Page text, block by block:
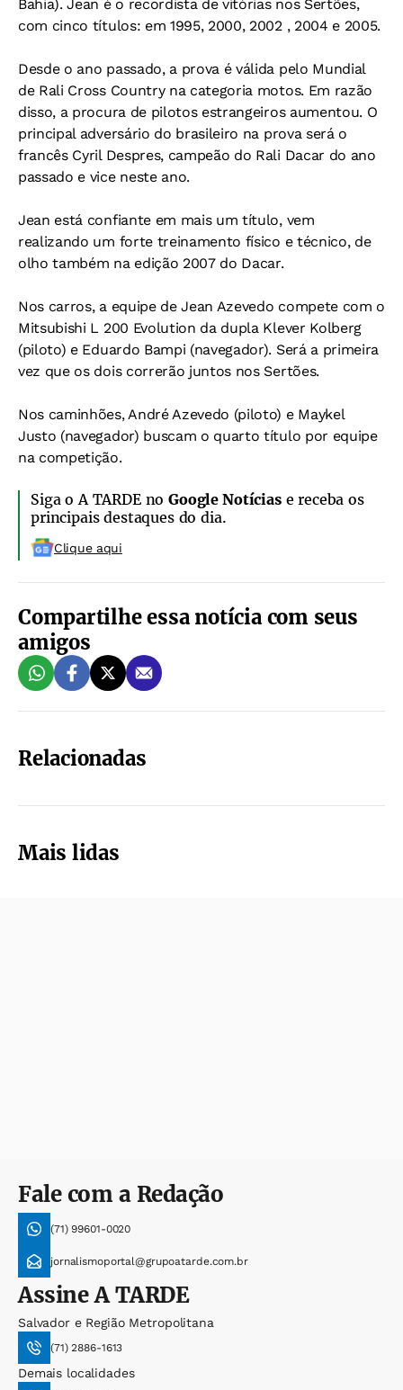
Bahia). Jean é o recordista de vitórias nos Sertões,
com cinco títulos: em 1995, 2000, 2002 , 2004 e 2005.
Desde o ano passado, a prova é válida pelo Mundial
de Rali Cross Country na categoria motos. Em razão
disso, a procura de pilotos estrangeiros aumentou. O
principal adversário do brasileiro na prova será o
francês Cyril Despres, campeão do Rali Dacar do ano
passado e vice neste ano.
Jean está confiante em mais um título, vem
realizando um forte treinamento físico e técnico, de
olho também na edição 2007 do Dacar.
Nos carros, a equipe de Jean Azevedo compete com o
Mitsubishi L 200 Evolution da dupla Klever Kolberg
(piloto) e Eduardo Bampi (navegador). Será a primeira
vez que os dois correrão juntos nos Sertões.
Nos caminhões, André Azevedo (piloto) e Maykel
Justo (navegador) buscam o quarto título por equipe
na competição.
Siga o A TARDE noGoogle Notíciase receba os
principais destaques do dia.
Clique aqui
Compartilhe essa notícia com seus
amigos
Relacionadas
Mais lidas
Fale com a Redação
(71) 99601-0020
jornalismoportal@grupoatarde.com.br
AssineA TARDE
Salvador e Região Metropolitana
(71) 2886-1613
Demais localidades